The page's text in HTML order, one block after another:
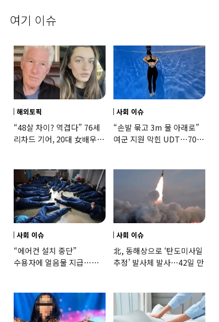
여기 이슈
해외토픽
“48살 차이? 역겹다” 76세
리차드 기어, 20대 女배우와
사회 이슈
“손발 묶고 3m 물 아래로”
여군 지원 막힌 UDT…707
사회 이슈
“에어컨 설치 중단”
수용자에 얼음물 지급…
사회 이슈
北, 동해상으로 ‘탄도미사일
추정’ 발사체 발사…42일 만